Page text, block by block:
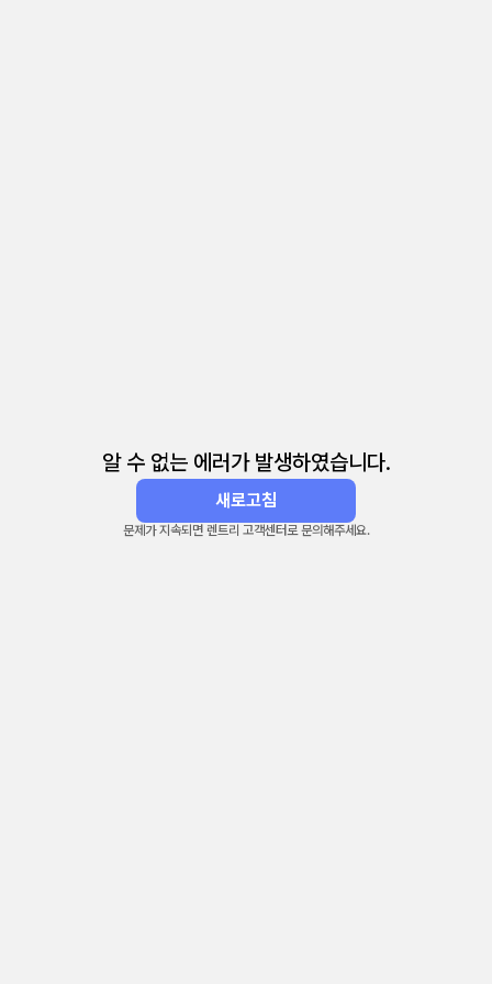
알 수 없는 에러가 발생하였습니다.
새로고침
문제가 지속되면 렌트리 고객센터로 문의해주세요.